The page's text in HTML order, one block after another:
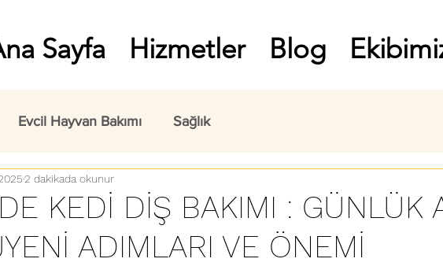
Sayfa Hizmetler Blog
Evcil Hayvan Bakımı Sağlık
KEDİ DİŞ BAKIMI : GÜNLÜK
ADIMLARI VE ÖNEMİ
2 dakikada okunur